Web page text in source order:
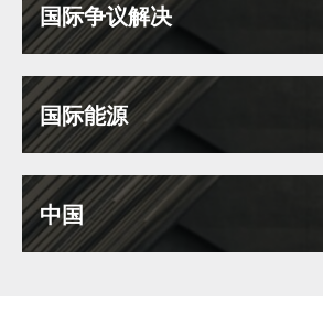
国际争议解决
国际能源
中国